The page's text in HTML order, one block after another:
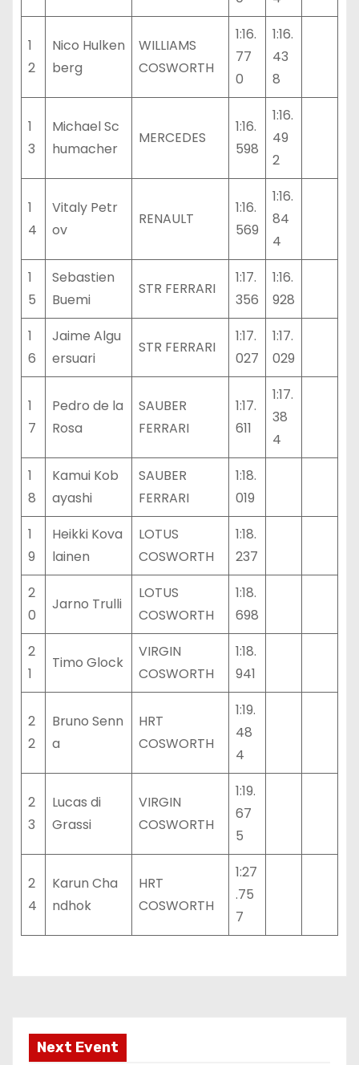
1
2
Nico Hulken
berg
WILLIAMS
COSWORTH
1:16.
77
0
1:16.
43
8
1
3
Michael Sc
humacher
MERCEDES
1:16.
598
1:16.
49
2
1
4
Vitaly Petr
ov
RENAULT
1:16.
569
1:16.
84
4
1
5
Sebastien
Buemi
STR FERRARI
1:17.
356
1:16.
928
1
6
Jaime Algu
ersuari
STR FERRARI
1:17.
027
1:17.
029
1
7
Pedro de la
Rosa
SAUBER
FERRARI
1:17.
611
1:17.
38
4
1
8
Kamui Kob
ayashi
SAUBER
FERRARI
1:18.
019
1
9
Heikki Kova
lainen
LOTUS
COSWORTH
1:18.
237
2
0
Jarno Trulli
LOTUS
COSWORTH
1:18.
698
2
1
Timo Glock
VIRGIN
COSWORTH
1:18.
941
2
2
Bruno Senn
a
HRT
COSWORTH
1:19.
48
4
2
3
Lucas di
Grassi
VIRGIN
COSWORTH
1:19.
67
5
2
4
Karun Cha
ndhok
HRT
COSWORTH
1:27
.75
7
Next Event